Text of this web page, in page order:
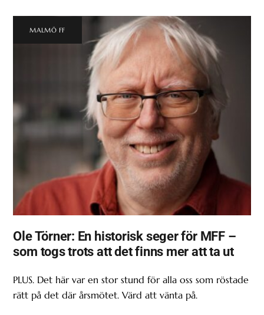
MALMÖ FF
Ole Törner: En historisk seger för MFF –
som togs trots att det finns mer att ta ut
PLUS. Det här var en stor stund för alla oss som röstade
rätt på det där årsmötet. Värd att vänta på.